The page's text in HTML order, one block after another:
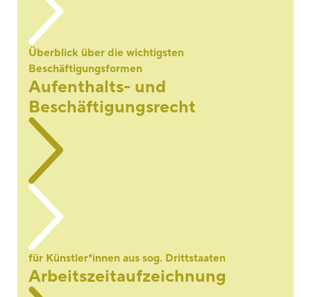
Überblick über die wichtigsten
Beschäftigungsformen
Aufenthalts- und
Beschäftigungsrecht
für Künstler*innen aus sog. Drittstaaten
Arbeitszeitaufzeichnung